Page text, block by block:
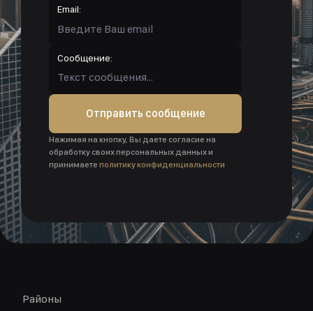
Email:
Сообщение:
Отправить сообщение
Нажимая на кнопку, Вы даете согласие на
обработку своих персональных данных и
принимаете политику конфиденциальности
Районы